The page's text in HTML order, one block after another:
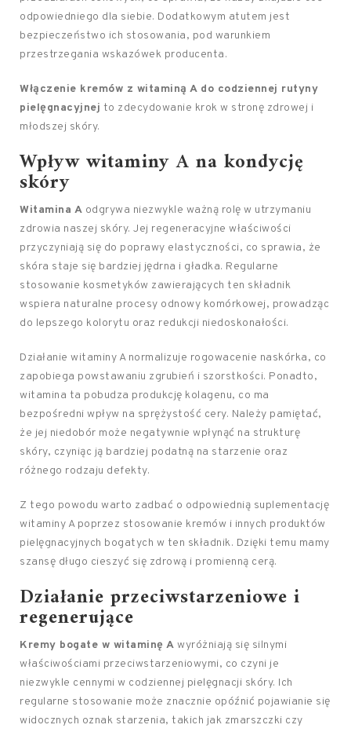
odpowiedniego dla siebie. Dodatkowym atutem jest
bezpieczeństwo ich stosowania, pod warunkiem
przestrzegania wskazówek producenta.
Włączenie kremów z witaminą A do codziennej rutyny
pielęgnacyjnej to zdecydowanie krok w stronę zdrowej i
młodszej skóry.
Wpływ witaminy A na kondycję
skóry
Witamina A odgrywa niezwykle ważną rolę w utrzymaniu
zdrowia naszej skóry. Jej regeneracyjne właściwości
przyczyniają się do poprawy elastyczności, co sprawia, że
skóra staje się bardziej jędrna i gładka. Regularne
stosowanie kosmetyków zawierających ten składnik
wspiera naturalne procesy odnowy komórkowej, prowadząc
do lepszego kolorytu oraz redukcji niedoskonałości.
Działanie witaminy A normalizuje rogowacenie naskórka, co
zapobiega powstawaniu zgrubień i szorstkości. Ponadto,
witamina ta pobudza produkcję kolagenu, co ma
bezpośredni wpływ na sprężystość cery. Należy pamiętać,
że jej niedobór może negatywnie wpłynąć na strukturę
skóry, czyniąc ją bardziej podatną na starzenie oraz
różnego rodzaju defekty.
Z tego powodu warto zadbać o odpowiednią suplementację
witaminy A poprzez stosowanie kremów i innych produktów
pielęgnacyjnych bogatych w ten składnik. Dzięki temu mamy
szansę długo cieszyć się zdrową i promienną cerą.
Działanie przeciwstarzeniowe i
regenerujące
Kremy bogate w witaminę A wyróżniają się silnymi
właściwościami przeciwstarzeniowymi, co czyni je
niezwykle cennymi w codziennej pielęgnacji skóry. Ich
regularne stosowanie może znacznie opóźnić pojawianie się
widocznych oznak starzenia, takich jak zmarszczki czy